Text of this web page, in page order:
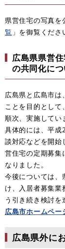
県営住宅の写真を
覧 」を御覧くださ
広島県県営
の共同化に
広島県と広島市は
ことを目的として
順次、実施してい
具体的には、平成
談対応などを開始
営住宅の定期募集
なりました。
今後については、
け、入居者募集業
う引き続き検討を
広島市ホームペー
広島県外に